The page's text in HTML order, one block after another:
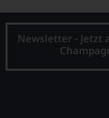
Newsletter - Jetzt